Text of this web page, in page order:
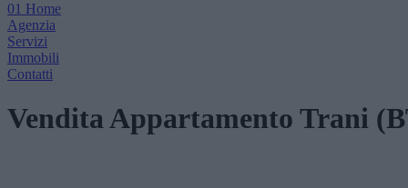
01 Home
Agenzia
Servizi
Immobili
Contatti
Vendita Appartamento Trani